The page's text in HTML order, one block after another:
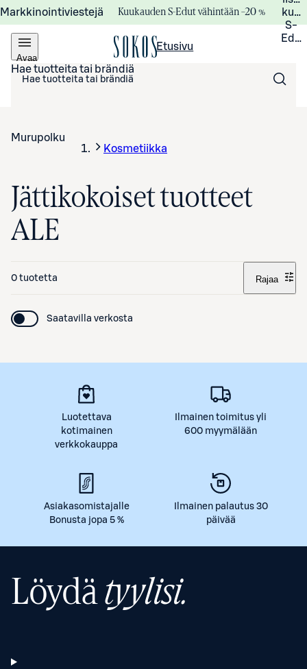
Markkinointiviestejä Kuukauden S-Edut vähintään –20 %
S-
Avaa
valikko
Etusivu
Hae tuotteita tai brändiä
Murupolku
Kosmetiikka
Jättikokoiset tuotteet
ALE
0 tuotetta Rajaa
Saatavilla verkosta
Luotettava
kotimainen
verkkokauppa
Ilmainen toimitus yli
600 myymälään
Asiakasomistajalle
Bonusta jopa 5 %
Ilmainen palautus 30
päivää
Löydätyylisi.